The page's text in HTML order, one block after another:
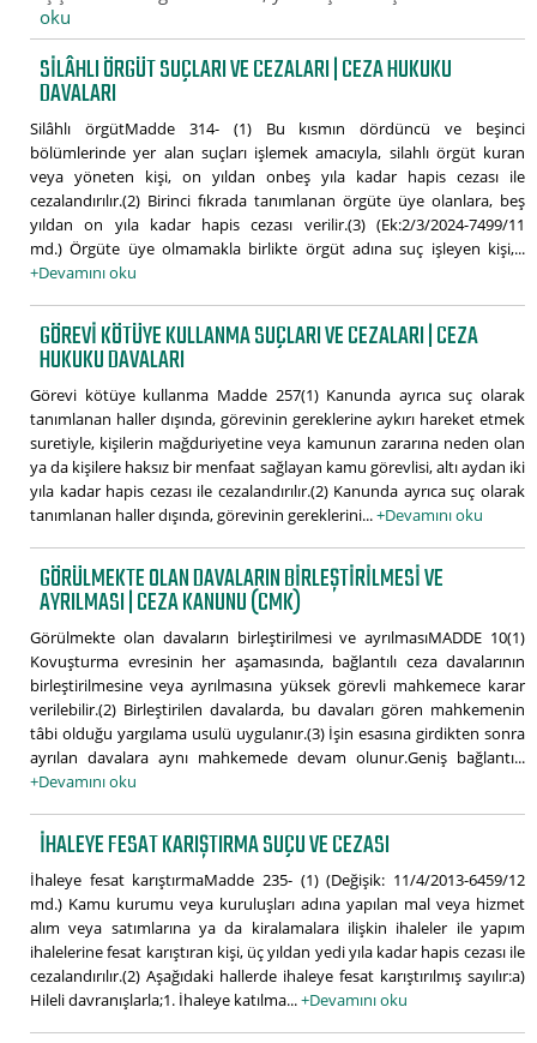
oku
SILÂHLI ÖRGÜT SUÇLARI VE CEZALARI | CEZA HUKUKU
DAVALARI
Silâhlı örgütMadde 314- (1) Bu kısmın dördüncü ve beşinci
bölümlerinde yer alan suçları işlemek amacıyla, silahlı örgüt kuran
veya yöneten kişi, on yıldan onbeş yıla kadar hapis cezası ile
cezalandırılır.(2) Birinci fıkrada tanımlanan örgüte üye olanlara, beş
yıldan on yıla kadar hapis cezası verilir.(3) (Ek:2/3/2024-7499/11
md.) Örgüte üye olmamakla birlikte örgüt adına suç işleyen kişi,...
+Devamını oku
GÖREVI KÖTÜYE KULLANMA SUÇLARI VE CEZALARI | CEZA
HUKUKU DAVALARI
Görevi kötüye kullanma Madde 257(1) Kanunda ayrıca suç olarak
tanımlanan haller dışında, görevinin gereklerine aykırı hareket etmek
suretiyle, kişilerin mağduriyetine veya kamunun zararına neden olan
ya da kişilere haksız bir menfaat sağlayan kamu görevlisi, altı aydan iki
yıla kadar hapis cezası ile cezalandırılır.(2) Kanunda ayrıca suç olarak
tanımlanan haller dışında, görevinin gereklerini...+Devamını oku
GÖRÜLMEKTE OLAN DAVALARIN BIRLEŞTIRILMESI VE
AYRILMASI | CEZA KANUNU (CMK)
Görülmekte olan davaların birleştirilmesi ve ayrılmasıMADDE 10(1)
Kovuşturma evresinin her aşamasında, bağlantılı ceza davalarının
birleştirilmesine veya ayrılmasına yüksek görevli mahkemece karar
verilebilir.(2) Birleştirilen davalarda, bu davaları gören mahkemenin
tâbi olduğu yargılama usulü uygulanır.(3) İşin esasına girdikten sonra
ayrılan davalara aynı mahkemede devam olunur.Geniş bağlantı...
+Devamını oku
İHALEYE FESAT KARIŞTIRMA SUÇU VE CEZASI
İhaleye fesat karıştırmaMadde 235- (1) (Değişik: 11/4/2013-6459/12
md.) Kamu kurumu veya kuruluşları adına yapılan mal veya hizmet
alım veya satımlarına ya da kiralamalara ilişkin ihaleler ile yapım
ihalelerine fesat karıştıran kişi, üç yıldan yedi yıla kadar hapis cezası ile
cezalandırılır.(2) Aşağıdaki hallerde ihaleye fesat karıştırılmış sayılır:a)
Hileli davranışlarla;1. İhaleye katılma...+Devamını oku